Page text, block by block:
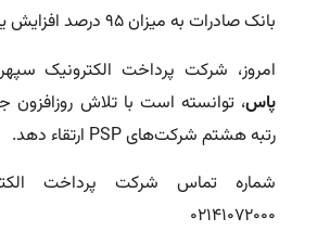
بانک صادرات به میزان ۹۵ درصد افزایش یافت.
امروز، شرکت پرداخت الکترونیک سپهر
پاس، توانسته است با تلاش روزافزون
رتبه هشتم شرکت‌های PSP ارتقاء دهد.
شماره تماس شرکت پرداخت
۰۲۱۴۱۰۷۲۰۰۰